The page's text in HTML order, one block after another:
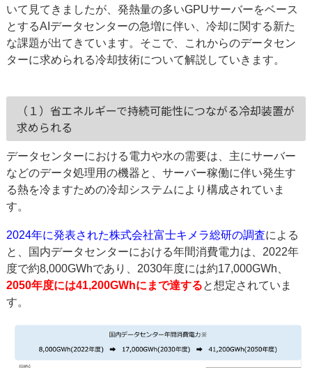
いて見てきましたが、発熱量の多いGPUサーバーをベース
とするAIデータセンターの急増に伴い、冷却に関する新た
な課題が出てきています。そこで、これからのデータセン
ターに求められる冷却技術について解説していきます。
（１）省エネルギーで持続可能性につながる冷却装置が
求められる
データセンターにおける電力や水の需要は、主にサーバー
などのデータ処理用の機器と、サーバー稼働に伴い発生す
る熱を冷ますための冷却システムにより構成されていま
す。
2024年に発表された株式会社富士キメラ総研の調査による
と、国内データセンターにおける年間消費電力は、2022年
度で約8,000GWhであり、2030年度には約17,000GWh、
2050年度には41,200GWhにまで達すると想定されていま
す。